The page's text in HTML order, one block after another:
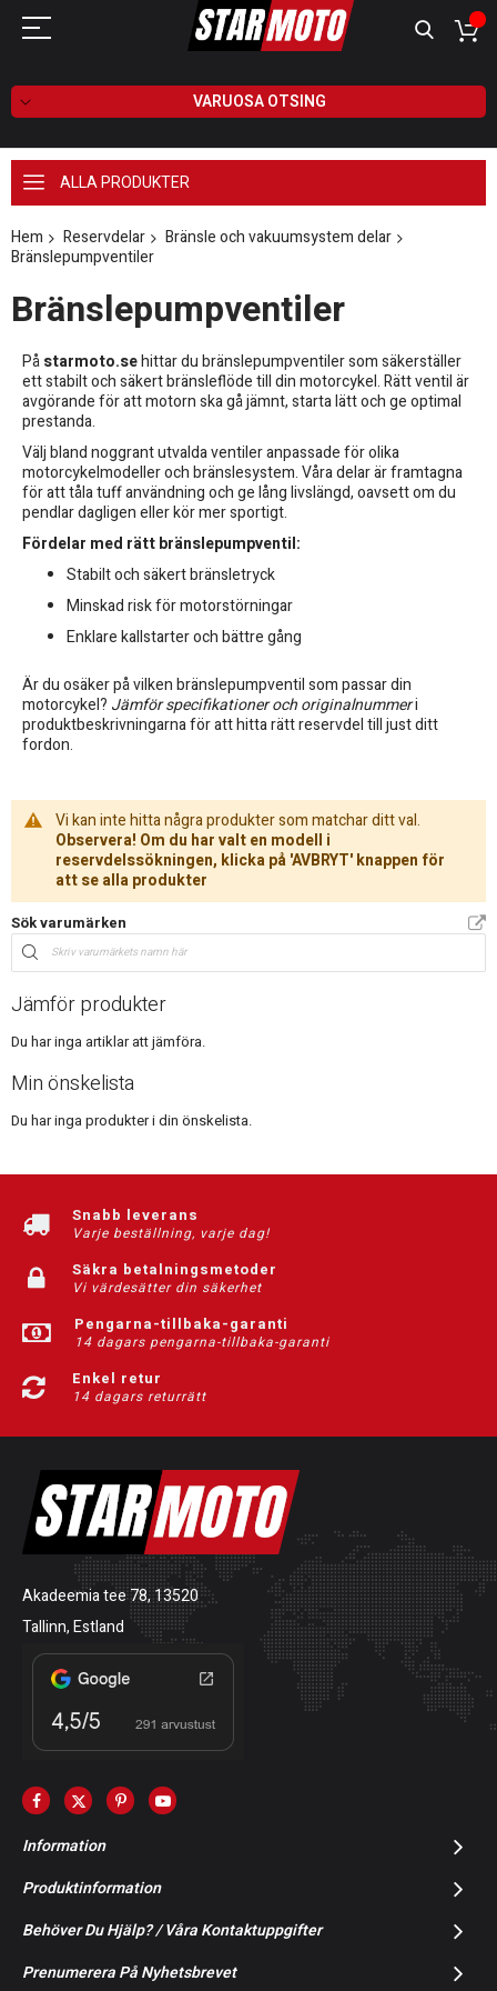
VARUOSA OTSING
ALLA PRODUKTER
Hem Reservdelar
Bränsle och vakuumsystem delar
Bränslepumpventiler
Bränslepumpventiler
Påstarmoto.sehittar du bränslepumpventiler som säkerställer
ett stabilt och säkert bränsleflöde till din motorcykel. Rätt ventil är
avgörande för att motorn ska gå jämnt, starta lätt och ge optimal
prestanda.
Välj bland noggrant utvalda ventiler anpassade för olika
motorcykelmodeller och bränslesystem. Våra delar är framtagna
för att tåla tuff användning och ge lång livslängd, oavsett om du
pendlar dagligen eller kör mer sportigt.
Fördelar med rätt bränslepumpventil:
Stabilt och säkert bränsletryck
Minskad risk för motorstörningar
Enklare kallstarter och bättre gång
Är du osäker på vilken bränslepumpventil som passar din
motorcykel? Jämför specifikationer och originalnummeri
produktbeskrivningarna för att hitta rätt reservdel till just ditt
fordon.
Vi kan inte hitta några produkter som matchar ditt val.
Observera! Om du har valt en modell i
reservdelssökningen, klicka på 'AVBRYT' knappen för
att se alla produkter
Sök varumärken
Jämför produkter
Du har inga artiklar att jämföra.
Min önskelista
Du har inga produkter i din önskelista.
Snabb leverans
Varje beställning, varje dag!
Säkra betalningsmetoder
Vi värdesätter din säkerhet
Pengarna-tillbaka-garanti
14 dagars pengarna-tillbaka-garanti
Enkel retur
14 dagars returrätt
Akadeemia tee 78, 13520
Tallinn, Estland
Information
Produktinformation
Behöver Du Hjälp? / Våra Kontaktuppgifter
Prenumerera På Nyhetsbrevet